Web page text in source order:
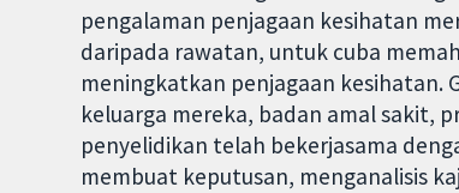
pengalaman penjagaan kesihatan
daripada rawatan, untuk cuba
meningkatkan penjagaan kesihatan.
keluarga mereka, badan amal sakit,
penyelidikan telah bekerjasama
membuat keputusan, menganalisis